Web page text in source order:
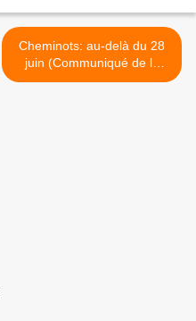
Cheminots: au-delà du 28
juin (Communiqué de la
CGT) >